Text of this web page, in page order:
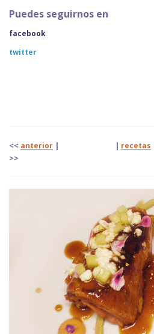
Puedes seguirnos en
facebook
twitter
<< anterior | | recetas
>>